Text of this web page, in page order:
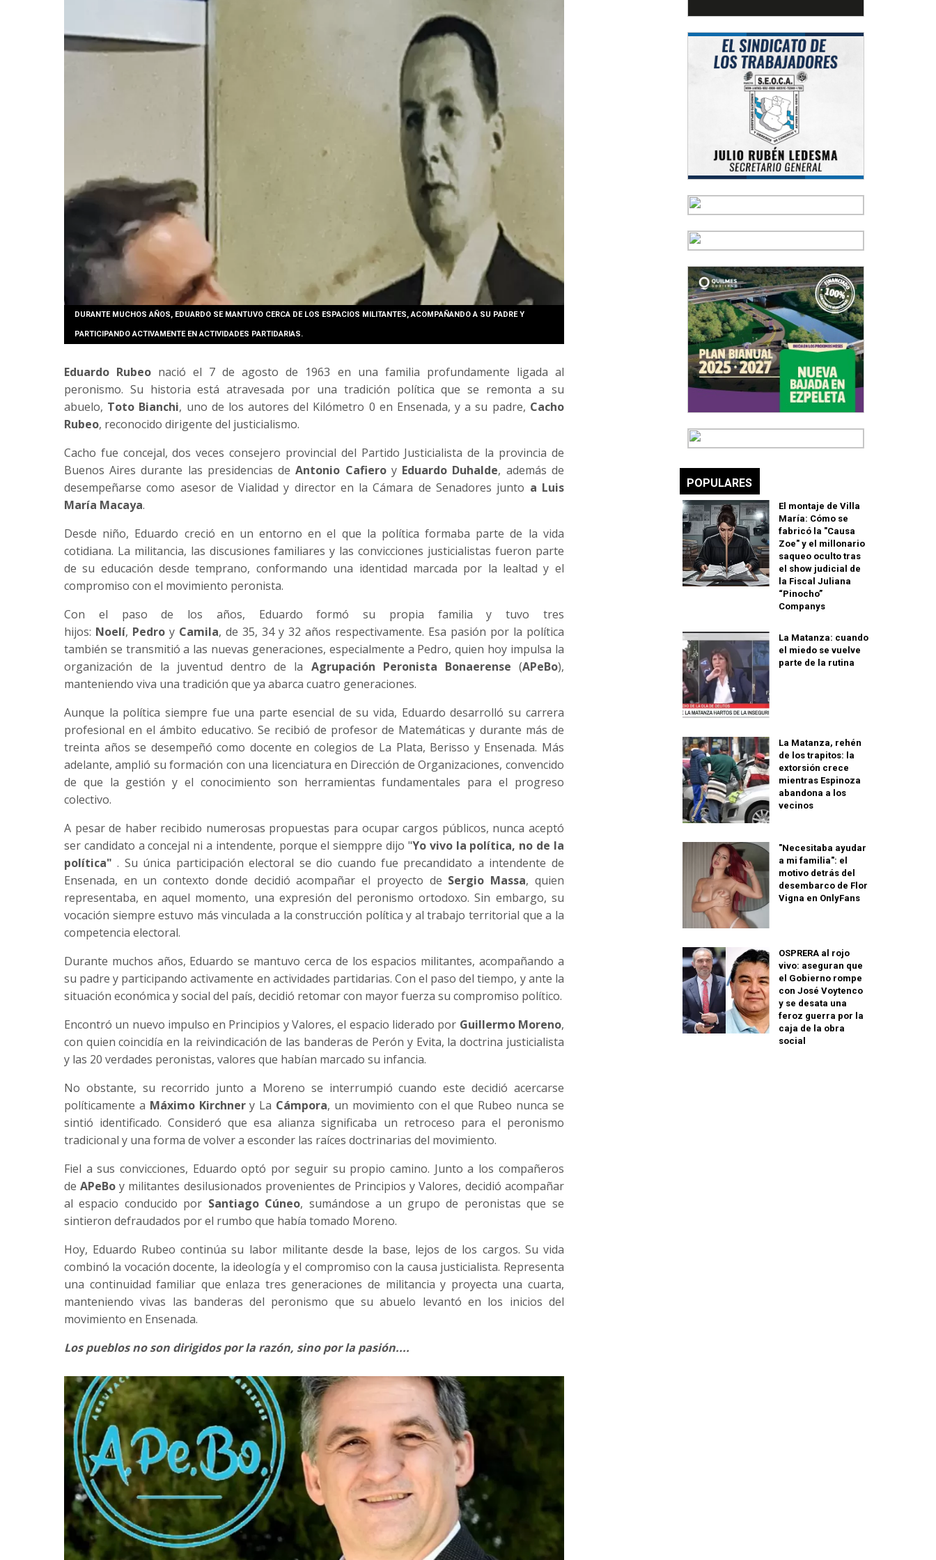
DURANTE MUCHOS AÑOS, EDUARDO SE MANTUVO CERCA DE LOS ESPACIOS MILITANTES, ACOMPAÑANDO A SU PADRE Y
PARTICIPANDO ACTIVAMENTE EN ACTIVIDADES PARTIDARIAS.
Eduardo Rubeo nació el 7 de agosto de 1963 en una familia profundamente ligada al
peronismo. Su historia está atravesada por una tradición política que se remonta a su
abuelo, Toto Bianchi, uno de los autores del Kilómetro 0 en Ensenada, y a su padre, Cacho
Rubeo, reconocido dirigente del justicialismo.
Cacho fue concejal, dos veces consejero provincial del Partido Justicialista de la provincia de
Buenos Aires durante las presidencias deAntonio Cafieroy Eduardo Duhalde, además de
desempeñarse como asesor de Vialidad y director en la Cámara de Senadores junto a Luis
María Macaya.
Desde niño, Eduardo creció en un entorno en el que la política formaba parte de la vida
cotidiana. La militancia, las discusiones familiares y las convicciones justicialistas fueron parte
de su educación desde temprano, conformando una identidad marcada por la lealtad y el
compromiso con el movimiento peronista.
Con el paso de los años, Eduardo formó su propia familia y tuvo tres
hijos: Noelí, Pedro y Camila, de 35, 34 y 32 años respectivamente. Esa pasión por la política
también se transmitió a las nuevas generaciones, especialmente a Pedro, quien hoy impulsa la
organización de la juventud dentro de la Agrupación Peronista Bonaerense (APeBo),
manteniendo viva una tradición que ya abarca cuatro generaciones.
Aunque la política siempre fue una parte esencial de su vida, Eduardo desarrolló su carrera
profesional en el ámbito educativo. Se recibió de profesor de Matemáticas y durante más de
treinta años se desempeñó como docente en colegios de La Plata, Berisso y Ensenada. Más
adelante, amplió su formación con una licenciatura en Dirección de Organizaciones, convencido
de que la gestión y el conocimiento son herramientas fundamentales para el progreso
colectivo.
A pesar de haber recibido numerosas propuestas para ocupar cargos públicos, nunca aceptó
ser candidato a concejal ni a intendente, porque el siemppre dijo "Yo vivo la política, no de la
política" . Su única participación electoral se dio cuando fue precandidato a intendente de
Ensenada, en un contexto donde decidió acompañar el proyecto de Sergio Massa, quien
representaba, en aquel momento, una expresión del peronismo ortodoxo. Sin embargo, su
vocación siempre estuvo más vinculada a la construcción política y al trabajo territorial que a la
competencia electoral.
Durante muchos años, Eduardo se mantuvo cerca de los espacios militantes, acompañando a
su padre y participando activamente en actividades partidarias. Con el paso del tiempo, y ante la
situación económica y social del país, decidió retomar con mayor fuerza su compromiso político.
Encontró un nuevo impulso en Principios y Valores, el espacio liderado por Guillermo Moreno,
con quien coincidía en la reivindicación de las banderas de Perón y Evita, la doctrina justicialista
y las 20 verdades peronistas, valores que habían marcado su infancia.
No obstante, su recorrido junto a Moreno se interrumpió cuando este decidió acercarse
políticamente a Máximo Kirchnery La Cámpora, un movimiento con el que Rubeo nunca se
sintió identificado. Consideró que esa alianza significaba un retroceso para el peronismo
tradicional y una forma de volver a esconder las raíces doctrinarias del movimiento.
Fiel a sus convicciones, Eduardo optó por seguir su propio camino. Junto a los compañeros
deAPeBo y militantes desilusionados provenientes de Principios y Valores, decidió acompañar
al espacio conducido por Santiago Cúneo, sumándose a un grupo de peronistas que se
sintieron defraudados por el rumbo que había tomado Moreno.
Hoy, Eduardo Rubeo continúa su labor militante desde la base, lejos de los cargos. Su vida
combinó la vocación docente, la ideología y el compromiso con la causa justicialista. Representa
una continuidad familiar que enlaza tres generaciones de militancia y proyecta una cuarta,
manteniendo vivas las banderas del peronismo que su abuelo levantó en los inicios del
movimiento en Ensenada.
Los pueblos no son dirigidos por la razón, sino por la pasión....
POPULARES
El montaje de Villa
María: Cómo se
fabricó la "Causa
Zoe" y el millonario
saqueo oculto tras
el show judicial de
la Fiscal Juliana
“Pinocho”
Companys
La Matanza: cuando
el miedo se vuelve
parte de la rutina
La Matanza, rehén
de los trapitos: la
extorsión crece
mientras Espinoza
abandona a los
vecinos
"Necesitaba ayudar
a mi familia": el
motivo detrás del
desembarco de Flor
Vigna en OnlyFans
OSPRERA al rojo
vivo: aseguran que
el Gobierno rompe
con José Voytenco
y se desata una
feroz guerra por la
caja de la obra
social